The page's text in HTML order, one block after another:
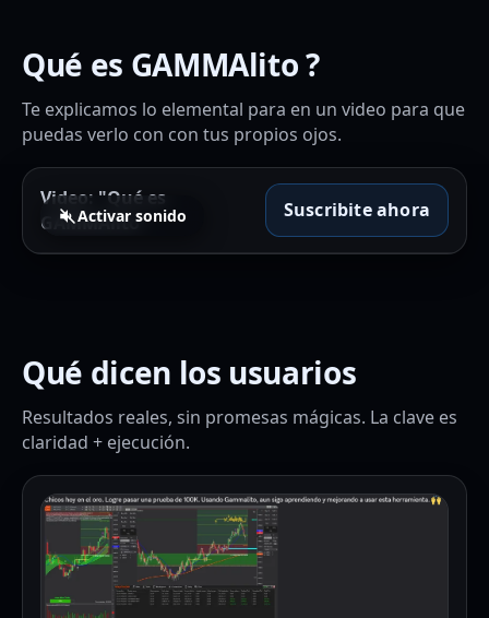
Qué es GAMMAlito ?
Te explicamos lo elemental para en un video para que
puedas verlo con con tus propios ojos.
Video: "Qué es
GAMMAlito"
Suscribite ahora
Activar sonido
Qué dicen los usuarios
Resultados reales, sin promesas mágicas. La clave es
claridad + ejecución.